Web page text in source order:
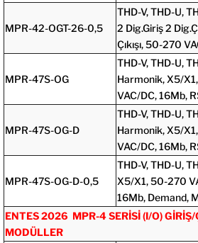
MPR-42-OGT-26-0,5
THD-V, THD-U,
2 Dig.Giriş 2
Çıkışı, 50-270
MPR-47S-OG
THD-V, THD-U,
Harmonik, X5/
VAC/DC, 16Mb,
MPR-47S-OG-D
THD-V, THD-U,
Harmonik, X5/
VAC/DC, 16Mb,
MPR-47S-OG-D-0,5
THD-V, THD-U,
X5/X1, 50-270
16Mb, Demand,
ENTES 2026 MPR-4 SERİSİ (I/O) GİRİŞ/
MODÜLLER